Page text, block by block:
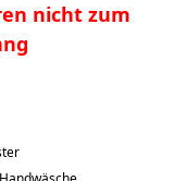
nicht zum